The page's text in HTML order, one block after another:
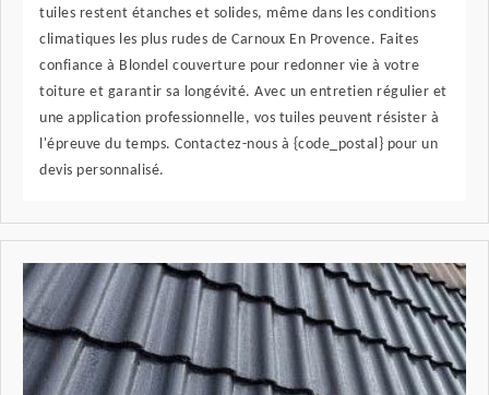
tuiles restent étanches et solides, même dans les conditions
climatiques les plus rudes de Carnoux En Provence. Faites
confiance à Blondel couverture pour redonner vie à votre
toiture et garantir sa longévité. Avec un entretien régulier et
une application professionnelle, vos tuiles peuvent résister à
l'épreuve du temps. Contactez-nous à {code_postal} pour un
devis personnalisé.